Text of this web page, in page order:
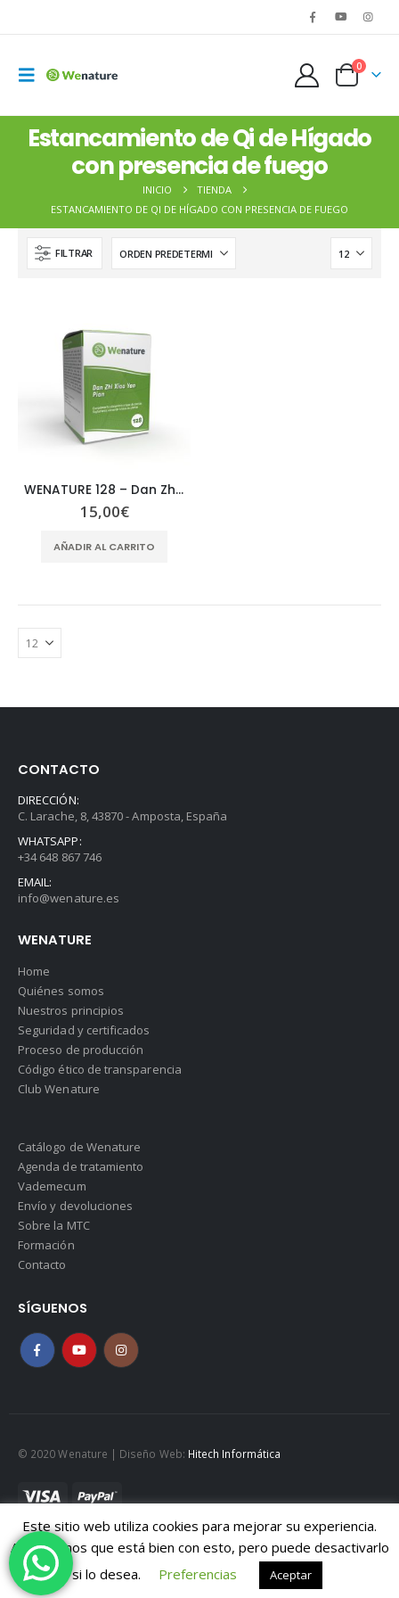
0
Estancamiento de Qi de Hígado
con presencia de fuego
INICIO
TIENDA
ESTANCAMIENTO DE QI DE HÍGADO CON PRESENCIA DE FUEGO
FILTRAR
WENATURE 128 – Dan Zhi Xiao Yao Pian
15,00€
AÑADIR AL CARRITO
15,00€
Cyperus rotundus – Rhizoma Cyperi – XIANG FU
0,06€
15,00€
CONTACTO
DIRECCIÓN:
C. Larache, 8, 43870 - Amposta, España
WHATSAPP:
+34 648 867 746
EMAIL:
info@wenature.es
WENATURE
Home
Quiénes somos
Nuestros principios
Seguridad y certificados
Proceso de producción
Código ético de transparencia
Club Wenature
Catálogo de Wenature
Agenda de tratamiento
Vademecum
Envío y devoluciones
Sobre la MTC
Formación
Contacto
SÍGUENOS
© 2020 Wenature | Diseño Web: Hitech Informática
Mapa web| Políticad de Cookies| Política de privacidad
Aviso legal
Este sitio web utiliza cookies para mejorar su experiencia.
Asumiremos que está bien con esto, pero puede desactivarlo
si lo desea.
Preferencias Aceptar